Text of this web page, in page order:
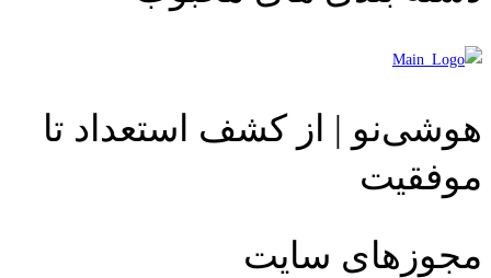
هوشی‌نو | از کشف استعداد تا
موفقیت
مجوزهای سایت